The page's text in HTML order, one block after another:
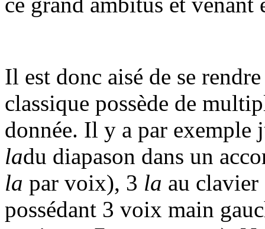
Il est donc aisé de se
classique possède de
donnée. Il y a par exemple
ladu diapason dans un
la par voix), 3 la au clavier
possédant 3 voix main